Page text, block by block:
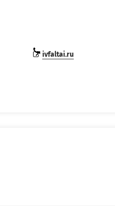
ivfaltai.ru